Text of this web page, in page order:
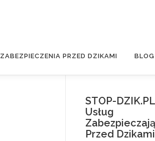
ZABEZPIECZENIA PRZED DZIKAMI BLOG
STOP-
Usług
Przed Dzikami